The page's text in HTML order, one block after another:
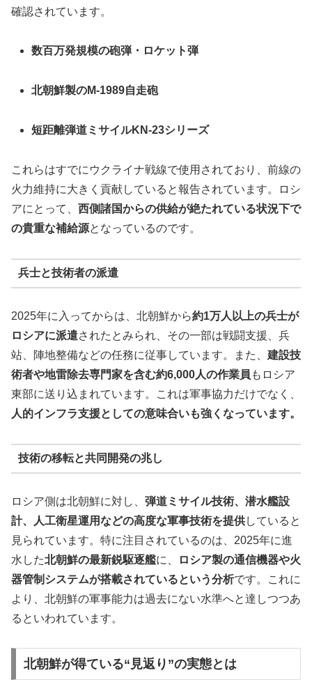
確認されています。
数百万発規模の砲弾・ロケット弾
北朝鮮製のM‑1989自走砲
短距離弾道ミサイルKN‑23シリーズ
これらはすでにウクライナ戦線で使用されており、前線の
火力維持に大きく貢献していると報告されています。ロシ
アにとって、 西側諸国からの供給が絶たれている状況下で
の貴重な補給源となっているのです。
兵士と技術者の派遣
2025年に入ってからは、北朝鮮から約1万人以上の兵士が
ロシアに派遣されたとみられ、その一部は戦闘支援、兵
站、陣地整備などの任務に従事しています。また、 建設技
術者や地雷除去専門家を含む約6,000人の作業員 もロシア
東部に送り込まれています。これは軍事協力だけでなく、
人的インフラ支援としての意味合いも強くなっています。
技術の移転と共同開発の兆し
ロシア側は北朝鮮に対し、 弾道ミサイル技術、潜水艦設
計、人工衛星運用などの高度な軍事技術を提供していると
見られています。特に注目されているのは、2025年に進
水した北朝鮮の最新鋭駆逐艦に、
ロシア製の通信機器や火
器管制システムが搭載されているという分析です。これに
より、北朝鮮の軍事能力は過去にない水準へと達しつつあ
るといわれています。
北朝鮮が得ている“見返り”の実態とは